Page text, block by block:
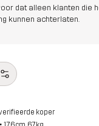
dat alleen klanten die
kunnen achterlaten.
koper